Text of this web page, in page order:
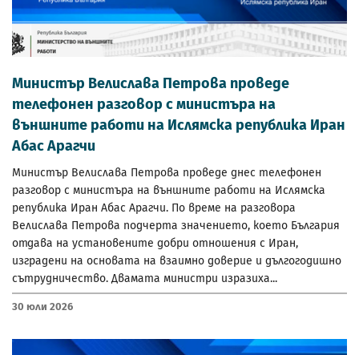
Министър Велислава Петрова проведе
телефонен разговор с министъра на
външните работи на Ислямска република Иран
Абас Арагчи
Министър Велислава Петрова проведе днес телефонен
разговор с министъра на външните работи на Ислямска
република Иран Абас Арагчи. По време на разговора
Велислава Петрова подчерта значението, което България
отдава на установените добри отношения с Иран,
изградени на основата на взаимно доверие и дългогодишно
сътрудничество. Двамата министри изразиха...
30 Юли 2026